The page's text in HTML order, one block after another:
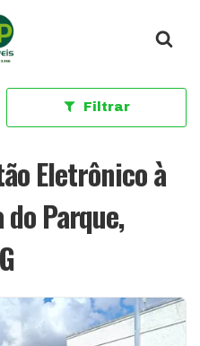
inicial
Filtrar
Eletrônico à
Parque,